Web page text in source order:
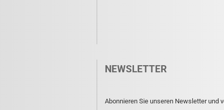
NEWSLETTER
Abonnieren Sie unseren Newsletter und